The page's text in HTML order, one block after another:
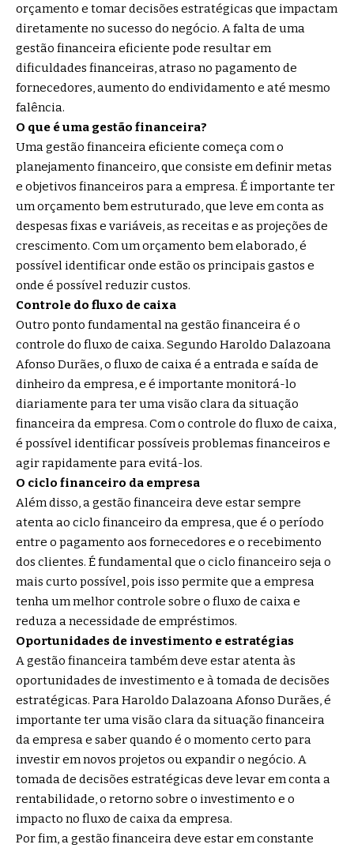
orçamento e tomar decisões estratégicas que impactam
diretamente no sucesso do negócio. A falta de uma
gestão financeira eficiente pode resultar em
dificuldades financeiras, atraso no pagamento de
fornecedores, aumento do endividamento e até mesmo
falência.
O que é uma gestão financeira?
Uma gestão financeira eficiente começa com o
planejamento financeiro, que consiste em definir metas
e objetivos financeiros para a empresa. É importante ter
um orçamento bem estruturado, que leve em conta as
despesas fixas e variáveis, as receitas e as projeções de
crescimento. Com um orçamento bem elaborado, é
possível identificar onde estão os principais gastos e
onde é possível reduzir custos.
Controle do fluxo de caixa
Outro ponto fundamental na gestão financeira é o
controle do fluxo de caixa. Segundo Haroldo Dalazoana
Afonso Durães, o fluxo de caixa é a entrada e saída de
dinheiro da empresa, e é importante monitorá-lo
diariamente para ter uma visão clara da situação
financeira da empresa. Com o controle do fluxo de caixa,
é possível identificar possíveis problemas financeiros e
agir rapidamente para evitá-los.
O ciclo financeiro da empresa
Além disso, a gestão financeira deve estar sempre
atenta ao ciclo financeiro da empresa, que é o período
entre o pagamento aos fornecedores e o recebimento
dos clientes. É fundamental que o ciclo financeiro seja o
mais curto possível, pois isso permite que a empresa
tenha um melhor controle sobre o fluxo de caixa e
reduza a necessidade de empréstimos.
Oportunidades de investimento e estratégias
A gestão financeira também deve estar atenta às
oportunidades de investimento e à tomada de decisões
estratégicas. Para Haroldo Dalazoana Afonso Durães, é
importante ter uma visão clara da situação financeira
da empresa e saber quando é o momento certo para
investir em novos projetos ou expandir o negócio. A
tomada de decisões estratégicas deve levar em conta a
rentabilidade, o retorno sobre o investimento e o
impacto no fluxo de caixa da empresa.
Por fim, a gestão financeira deve estar em constante